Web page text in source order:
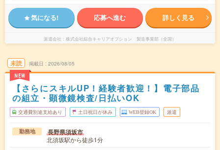
気になる! 応募へ進む 詳しく見る
派遣会社 株式会社綜合キャリアオプション 製造事業部（全国）
未読
NEW
掲載日 2026/08/05
【さらにスキルUP！経験者歓迎！】電子部品
の組立・顕微鏡検査/日払いOK
交通費別途支給あり 土日祝日が休み WEB登録OK 派遣
勤務地 長野県須坂市
北須坂駅から徒歩1分